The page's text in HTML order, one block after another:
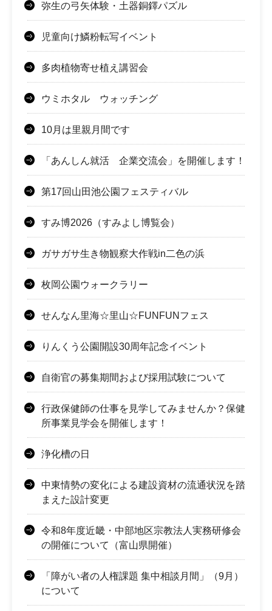
弥生の弓矢体験・土器銅鐸パズル
児童向け鱗粉転写イベント
多肉植物寄せ植え講習会
ウミホタル ウォッチング
10月は里親月間です
「あんしん就活 企業交流会」を開催します！
第17回山田池公園フェスティバル
すみ博2026（すみよし博覧会）
ガサガサ生き物観察大作戦in二色の浜
枚岡公園ウォークラリー
せんなん里海☆里山☆FUNFUNフェス
りんくう公園開設30周年記念イベント
自衛官の募集期間および採用試験について
行政保健師の仕事を見学してみませんか？保健
所事業見学会を開催します！
浄化槽の日
中東情勢の変化による建設資材の流通状況を踏
まえた設計変更
令和8年度近畿・中部地区宗教法人実務研修会
の開催について（富山県開催）
「障がい者の人権課題 集中相談月間」（9月）
について